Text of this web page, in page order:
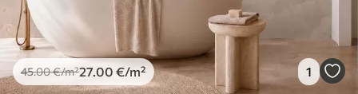
45.00€/m²27 .00 €/m² 1